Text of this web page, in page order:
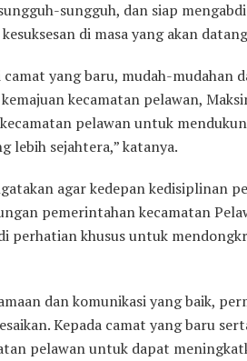
sungguh, dan siap
di masa yang akan
yang baru, mudah-mudahan
kecamatan pelawan,
pelawan untuk
lebih sejahtera,” katanya.
agar kedepan kedisiplinan
pemerintahan kecamatan
perhatian khusus untuk
dan komunikasi yang baik,
Kepada camat yang baru
pelawan untuk dapat